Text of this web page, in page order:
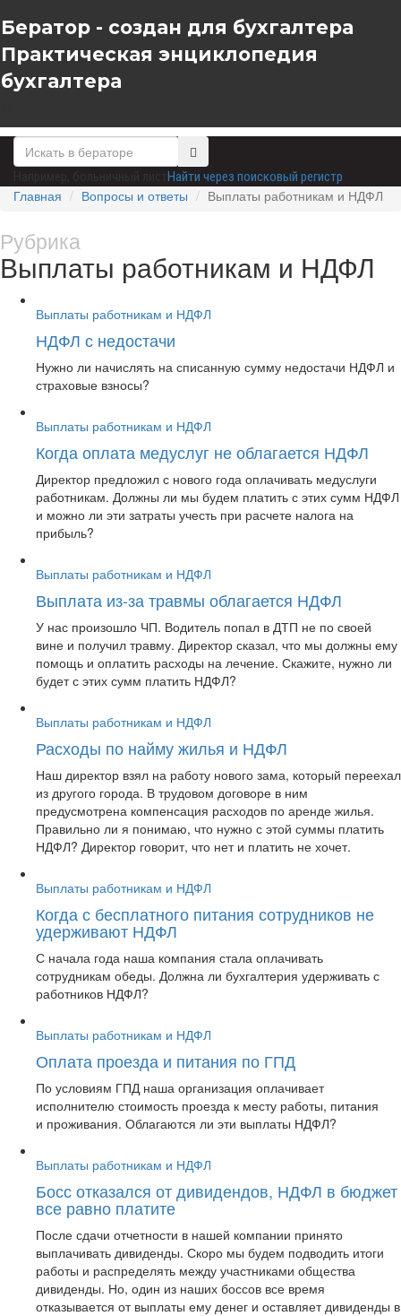
Бератор - создан для бухгалтера
Практическая энциклопедия
бухгалтера
Найти через поисковый регистр
Главная Вопросы и ответы Выплаты работникам и НДФЛ
Рубрика
Выплаты работникам и НДФЛ
Выплаты работникам и НДФЛ
НДФЛ с недостачи
Нужно ли начислять на списанную сумму недостачи НДФЛ и
страховые взносы?
Выплаты работникам и НДФЛ
Когда оплата медуслуг не облагается НДФЛ
Директор предложил с нового года оплачивать медуслуги
работникам. Должны ли мы будем платить с этих сумм НДФЛ
и можно ли эти затраты учесть при расчете налога на
прибыль?
Выплаты работникам и НДФЛ
Выплата из-за травмы облагается НДФЛ
У нас произошло ЧП. Водитель попал в ДТП не по своей
вине и получил травму. Директор сказал, что мы должны ему
помощь и оплатить расходы на лечение. Скажите, нужно ли
будет с этих сумм платить НДФЛ?
Выплаты работникам и НДФЛ
Расходы по найму жилья и НДФЛ
Наш директор взял на работу нового зама, который переехал
из другого города. В трудовом договоре в ним
предусмотрена компенсация расходов по аренде жилья.
Правильно ли я понимаю, что нужно с этой суммы платить
НДФЛ? Директор говорит, что нет и платить не хочет.
Выплаты работникам и НДФЛ
Когда с бесплатного питания сотрудников не
удерживают НДФЛ
С начала года наша компания стала оплачивать
сотрудникам обеды. Должна ли бухгалтерия удерживать с
работников НДФЛ?
Выплаты работникам и НДФЛ
Оплата проезда и питания по ГПД
По условиям ГПД наша организация оплачивает
исполнителю стоимость проезда к месту работы, питания
и проживания. Облагаются ли эти выплаты НДФЛ?
Выплаты работникам и НДФЛ
Босс отказался от дивидендов, НДФЛ в бюджет
все равно платите
После сдачи отчетности в нашей компании принято
выплачивать дивиденды. Скоро мы будем подводить итоги
работы и распределять между участниками общества
дивиденды. Но, один из наших боссов все время
отказывается от выплаты ему денег и оставляет дивиденды в